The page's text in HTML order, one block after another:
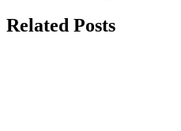
Related Posts